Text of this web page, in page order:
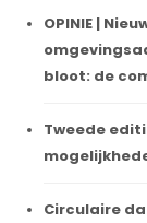
OPINIE |
bloot: de
Tweede
Circulaire